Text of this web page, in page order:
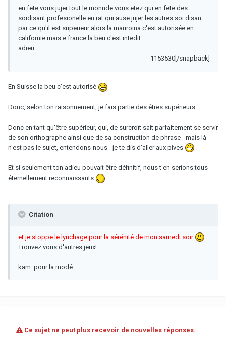
en fete vous jujer tout le monnde vous etez qui en fete des
soidisant profesionelle en rat qui ause jujer les autres soi disan
par ce qu'il est superieur alors la mariroina c'est autorisée en
californie mais e france la beu c'est intedit
adieu
1153530[/snapback]
En Suisse la beu c'est autorisé
Donc, selon ton raisonnement, je fais partie des êtres supérieurs.
Donc en tant qu'être supérieur, qui, de surcroît sait parfaitement se servir
de son orthographe ainsi que de sa construction de phrase - mais là
n'est pas le sujet, entendons-nous - je te dis d'aller aux pives
Et si seulement ton adieu pouvait être définitif, nous t'en serions tous
éternellement reconnaissants
Citation
et je stoppe le lynchage pour la sérénité de mon samedi soir
Trouvez vous d'autres jeux!
kam. pour la modé
Ce sujet ne peut plus recevoir de nouvelles réponses.